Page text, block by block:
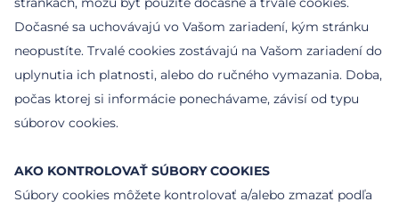
Dočasné sa uchovávajú vo Vašom zariadení, kým stránku
neopustíte. Trvalé cookies zostávajú na Vašom zariadení do
uplynutia ich platnosti, alebo do ručného vymazania. Doba,
počas ktorej si informácie ponechávame, závisí od typu
súborov cookies.
AKO KONTROLOVAŤ SÚBORY COOKIES
Súbory cookies môžete kontrolovať a/alebo zmazať podľa